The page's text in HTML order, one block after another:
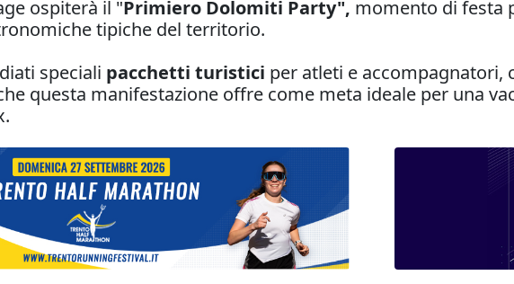
ospiterà il "Primiero Dolomiti Party", momento di festa
tipiche del territorio.
speciali pacchetti turistici per atleti e accompagnatori,
questa manifestazione offre come meta ideale per una